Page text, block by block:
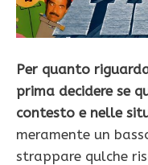
Per quanto
prima decidere se
contesto e nelle
meramente un
strappare qulche